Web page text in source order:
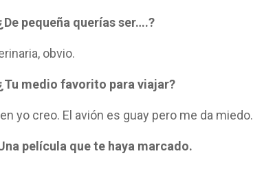
pequeña querías ser….?
obvio.
medio favorito para viajar?
yo creo. El avión es guay pero me da miedo.
película que te haya marcado.